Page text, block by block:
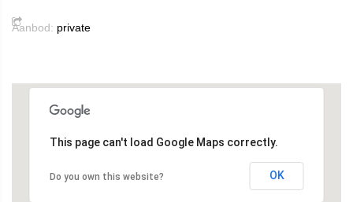
Aanbod: private
This page can't load Google Maps correctly.
Do you own this website? OK